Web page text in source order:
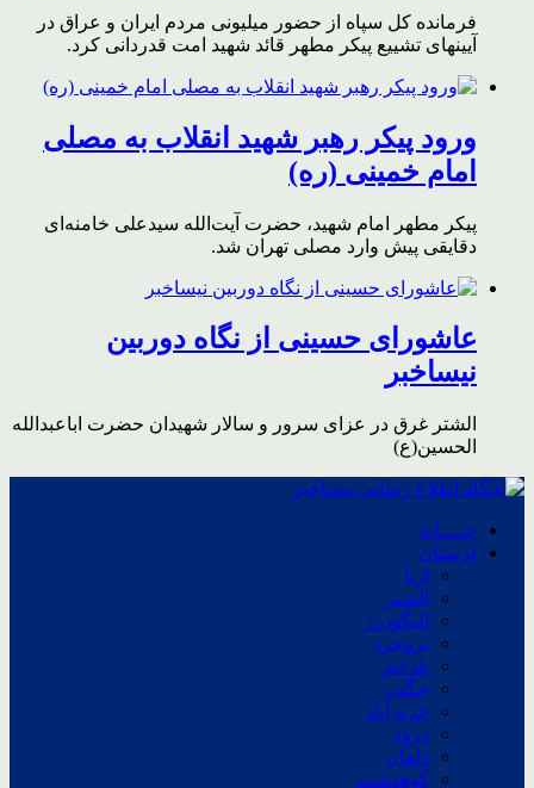
فرمانده کل سپاه از حضور میلیونی مردم ایران و عراق در
آیینهای تشییع پیکر مطهر قائد شهید امت قدردانی کرد.
ورود پیکر رهبر شهید انقلاب به مصلی
امام خمینی (ره)
پیکر مطهر امام شهید،‌ حضرت آیت‌الله سیدعلی خامنه‌ای
دقایقی پیش وارد مصلی تهران شد.
عاشورای حسینی از نگاه دوربین
نیساخبر
الشتر غرق در عزای سرور و سالار شهیدان حضرت اباعبدالله
الحسین(ع)
خــــانه
لرستان
ازنا
الشتر
الیگودرز
بروجرد
پلدختر
چگنی
خرم آباد
درود
دلفان
کوهدشت